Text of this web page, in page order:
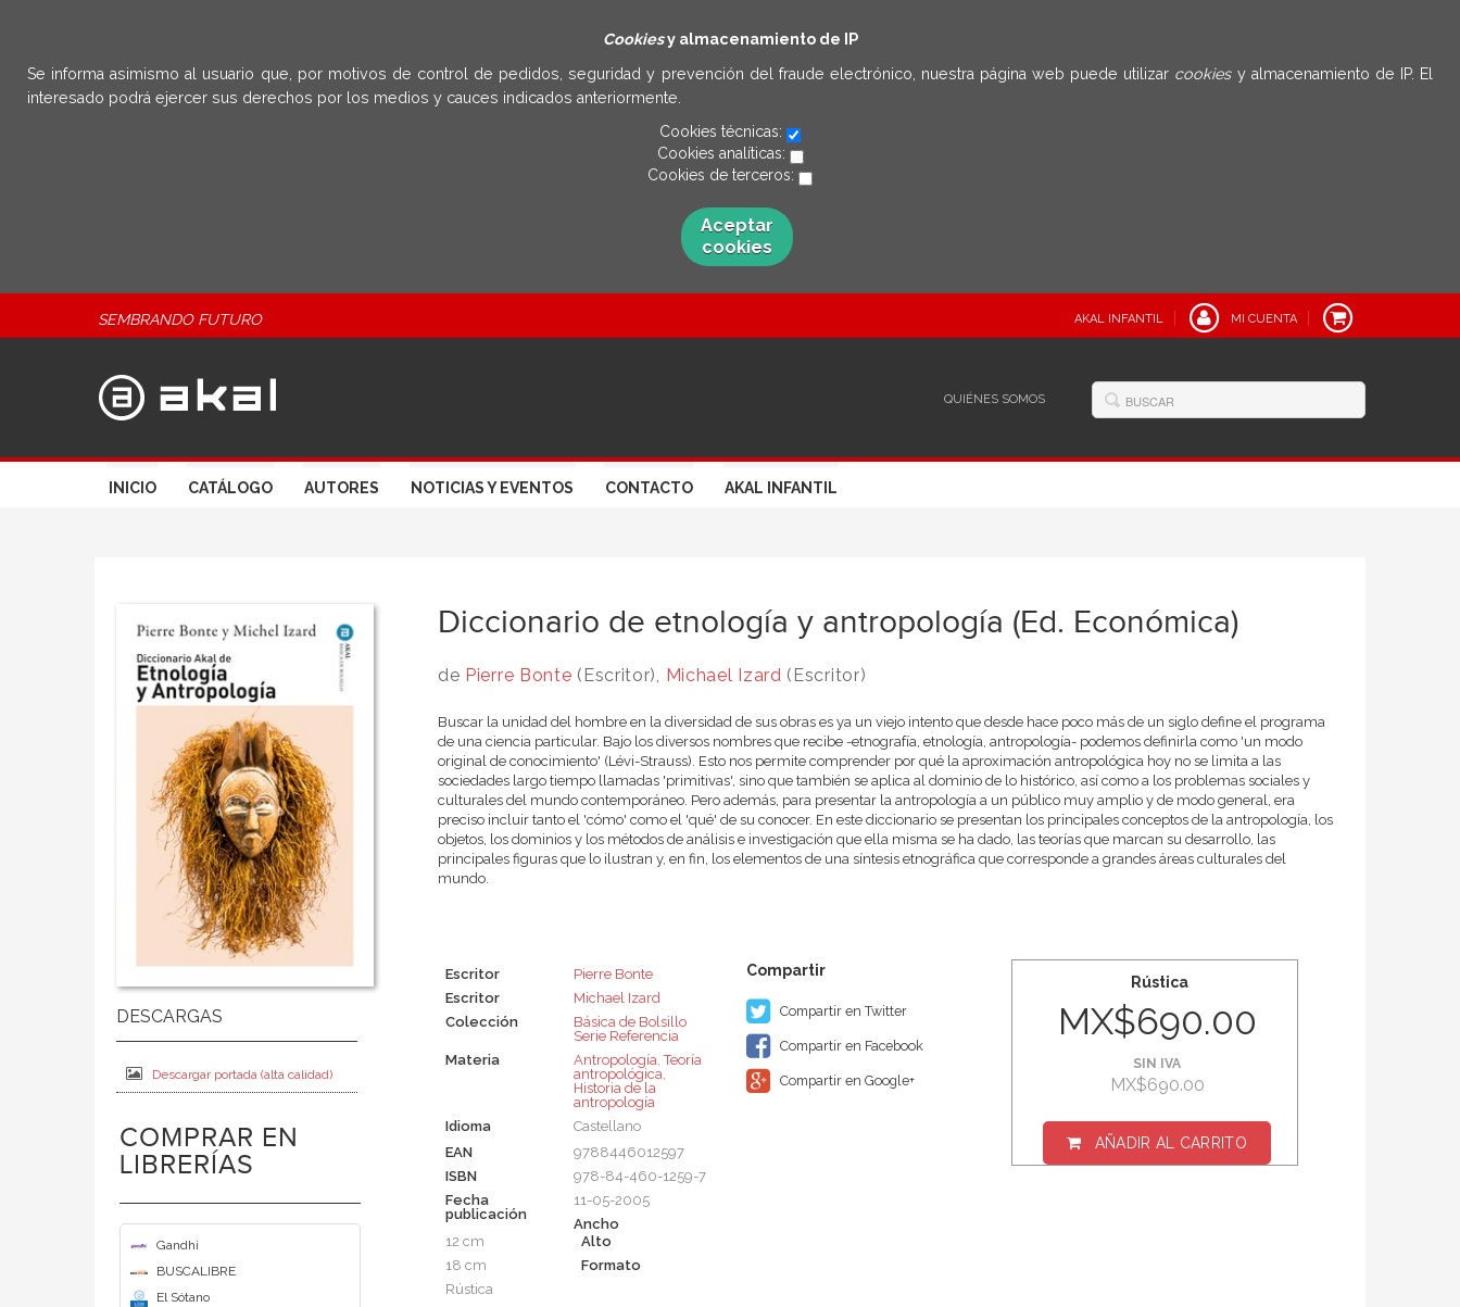
Cookiesy almacenamiento de IP
Se informa asimismo al usuario que, por motivos de control de pedidos, seguridad y prevención del fraude electrónico, nuestra página web puede utilizar cookies y almacenamiento de IP. El
interesado podrá ejercer sus derechos por los medios y cauces indicados anteriormente.
Cookies técnicas:
Cookies analíticas:
Cookies de terceros:
Aceptar
cookies
SEMBRANDO FUTURO AKAL INFANTIL MI CUENTA
QUIÉNES SOMOS
INICIO CATÁLOGO AUTORES NOTICIAS Y EVENTOS CONTACTO AKAL INFANTIL
Descargar portada (alta calidad)
COMPRAR EN
LIBRERÍAS
Gandhi
BUSCALIBRE
El Sótano
Diccionario de etnología y antropología (Ed. Económica)
de Pierre Bonte (Escritor), Michael Izard (Escritor)
Buscar la unidad del hombre en la diversidad de sus obras es ya un viejo intento que desde hace poco más de un siglo define el programa
de una ciencia particular. Bajo los diversos nombres que recibe -etnografía, etnología, antropología- podemos definirla como 'un modo
original de conocimiento' (Lévi-Strauss). Esto nos permite comprender por qué la aproximación antropológica hoy no se limita a las
sociedades largo tiempo llamadas 'primitivas', sino que también se aplica al dominio de lo histórico, así como a los problemas sociales y
culturales del mundo contemporáneo. Pero además, para presentar la antropología a un público muy amplio y de modo general, era
preciso incluir tanto el 'cómo' como el 'qué' de su conocer. En este diccionario se presentan los principales conceptos de la antropología, los
objetos, los dominios y los métodos de análisis e investigación que ella misma se ha dado, las teorías que marcan su desarrollo, las
principales figuras que lo ilustran y, en fin, los elementos de una síntesis etnográfica que corresponde a grandes áreas culturales del
mundo.
Escritor
Pierre Bonte
Escritor
Michael Izard
Colección
Básica de Bolsillo 
Serie Referencia
Materia
Antropología,Teoría
antropológica,
Historia de la
antropología
Idioma
Castellano
EAN
9788446012597
ISBN
978-84-460-1259-7
Fecha
publicación
11-05-2005
Ancho
12 cm
Alto
18 cm
Formato
Rústica
Compartir en Twitter
Compartir en Facebook
Compartir en Google+
Rústica
MX$690.00
SIN IVA
MX$690.00
AÑADIR AL CARRITO